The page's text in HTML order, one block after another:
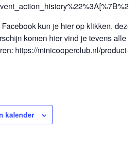
kun je hier op klikken, deze
komen hier vind je tevens alle
https://minicooperclub.nl/product-
kalender